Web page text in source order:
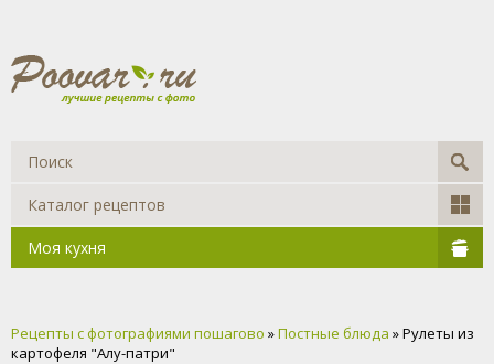
Каталог рецептов
Моя кухня
Рецепты с фотографиями пошагово »Постные блюда » Рулеты из
картофеля "Алу-патри"